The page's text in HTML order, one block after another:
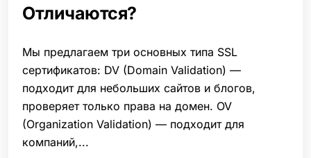
Отличаются?
Мы предлагаем три основных типа SSL
сертификатов: DV (Domain Validation) —
подходит для небольших сайтов и блогов,
проверяет только права на домен. OV
(Organization Validation) — подходит для
компаний,...